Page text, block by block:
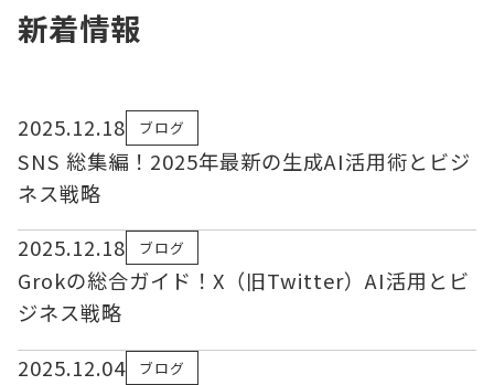
新着情報
2025.12.18 ブログ
SNS 総集編！2025年最新の生成AI活用術とビジ
ネス戦略
2025.12.18
ブログ
Grokの総合ガイド！X（旧Twitter）AI活用とビ
ジネス戦略
2025.12.04
ブログ